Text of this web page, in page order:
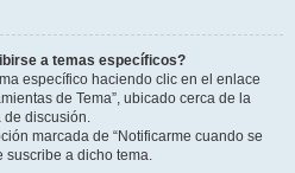
a temas específicos?
específico haciendo clic en el enlace
de Tema”, ubicado cerca de la
de discusión.
marcada de “Notificarme cuando se
suscribe a dicho tema.